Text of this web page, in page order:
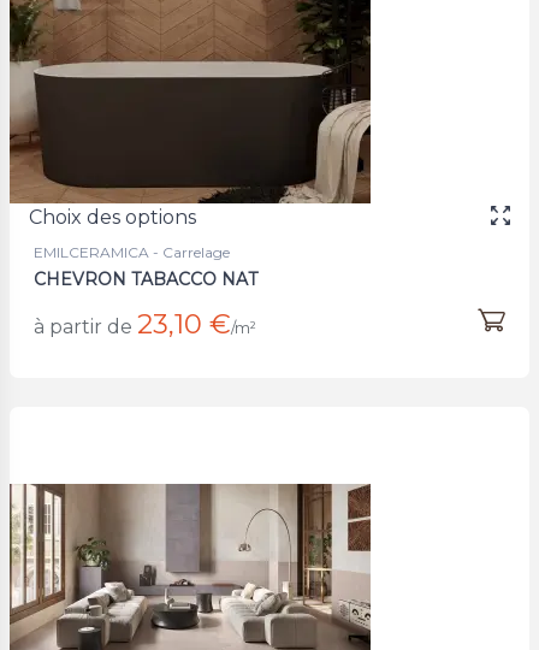
Choix des options
EMILCERAMICA - Carrelage
CHEVRON TABACCO NAT
à partir de 23,10 €/m²